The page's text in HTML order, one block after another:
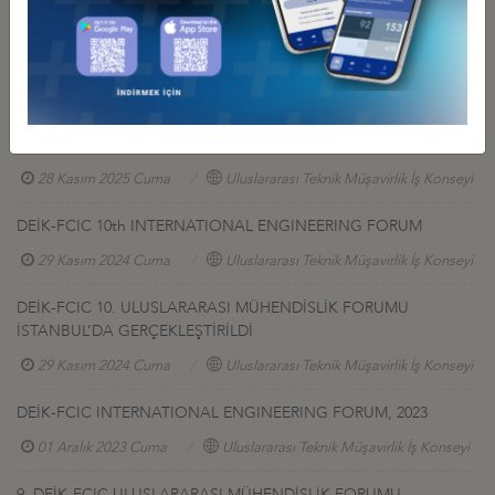
İş Konseyi ile Alakalı Diğer Etkinlikler
28 Kasım 2025 Cuma Uluslararası Teknik Müşavirlik İş Konseyi
DEİK-FCIC 10th INTERNATIONAL ENGINEERING FORUM
29 Kasım 2024 Cuma Uluslararası Teknik Müşavirlik İş Konseyi
DEİK-FCIC 10. ULUSLARARASI MÜHENDİSLİK FORUMU
İSTANBUL’DA GERÇEKLEŞTİRİLDİ
29 Kasım 2024 Cuma Uluslararası Teknik Müşavirlik İş Konseyi
DEİK-FCIC INTERNATIONAL ENGINEERING FORUM, 2023
01 Aralık 2023 Cuma Uluslararası Teknik Müşavirlik İş Konseyi